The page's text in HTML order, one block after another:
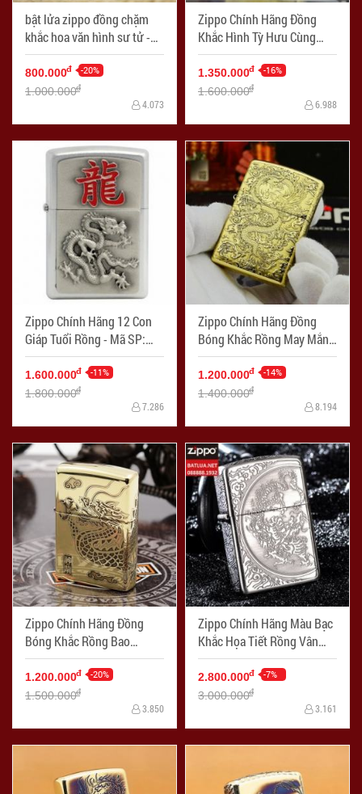
bật lửa zippo đồng chặm
khắc hoa văn hình sư tử -
Mã SP: ZPC1483
800.000đ -20%
1.000.000đ
4.073
Zippo Chính Hãng Đồng
Khắc Hình Tỳ Hưu Cùng
Hoa Văn Đồng Xu - Mã SP:
ZPC0342-254
1.350.000đ -16%
1.600.000đ
6.988
Zippo Chính Hãng 12 Con
Giáp Tuổi Rồng - Mã SP:
ZPC1186
1.600.000đ -11%
1.800.000đ
7.286
Zippo Chính Hãng Đồng
Bóng Khắc Rồng May Mắn
Tài Lôc - Mã SP: ZPC1170
1.200.000đ -14%
1.400.000đ
8.194
Zippo Chính Hãng Đồng
Bóng Khắc Rồng Bao
Quanh - Mã SP: ZPC1157-
254
1.200.000đ -20%
1.500.000đ
3.850
Zippo Chính Hãng Màu Bạc
Khắc Họa Tiết Rồng Vân
Xung Quanh - Mã SP:
ZPC1114
2.800.000đ -7%
3.000.000đ
3.161